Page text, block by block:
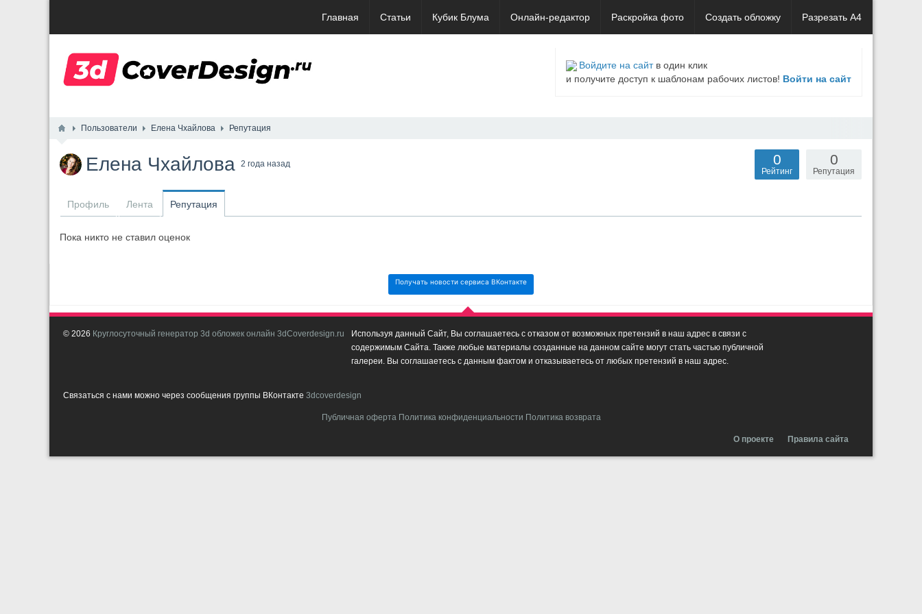
Главная Статьи Кубик Блума Онлайн-редактор Раскройка фото Создать обложку Разрезать А4
Войдите на сайтв один клик
и получите доступ к шаблонам рабочих листов! Войти на сайт
Пользователи Елена Чхайлова Репутация
Елена Чхайлова 2 года назад 0
Репутация
0
Рейтинг
Профиль Лента Репутация
Пока никто не ставил оценок
Получать новости сервиса ВКонтакте
© 2026 Круглосуточный генератор 3d обложек онлайн 3dCoverdesign.ru
Используя данный Сайт, Вы соглашаетесь с отказом от возможных претензий в наш адрес в связи с
содержимым Сайта. Также любые материалы созданные на данном сайте могут стать частью публичной
галереи. Вы соглашаетесь с данным фактом и отказываетесь от любых претензий в наш адрес.
Связаться с нами можно через сообщения группы ВКонтакте 3dcoverdesign
Публичная оферта Политика конфиденциальности Политика возврата
О проекте Правила сайта